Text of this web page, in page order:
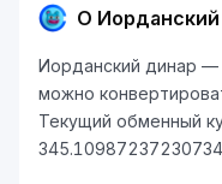
О
Иорданский динар —
можно
Текущий обменный
345.10987237230734